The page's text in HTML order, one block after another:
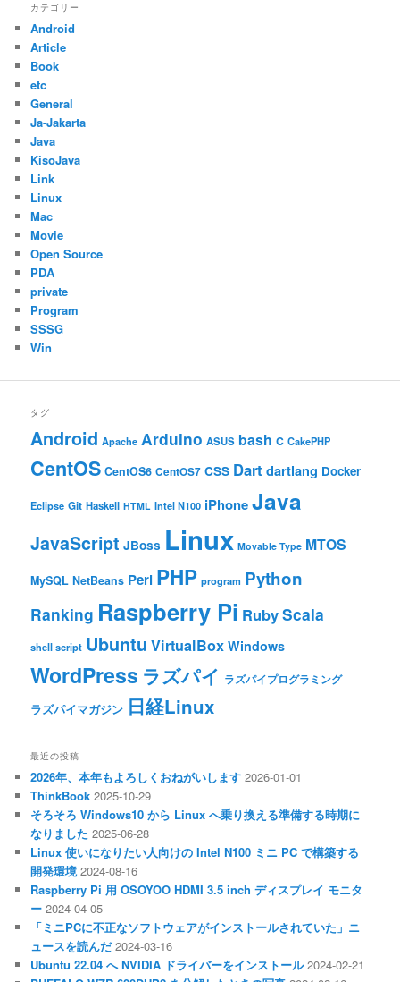
カテゴリー
Android
Article
Book
etc
General
Ja-Jakarta
Java
KisoJava
Link
Linux
Mac
Movie
Open Source
PDA
private
Program
SSSG
Win
タグ
Android Apache Arduino ASUS bash C CakePHP
CentOS CentOS6 CentOS7 CSS Dart dartlang Docker
Eclipse Git Haskell HTML Intel N100 iPhoneJava
JavaScript JBoss Linux Movable Type MTOS
MySQL NetBeans Perl PHP program Python
Ranking Raspberry Pi RubyScala
shell script Ubuntu VirtualBox Windows
WordPress ラズパイ ラズパイプログラミング
ラズパイマガジン 日経Linux
最近の投稿
2026年、本年もよろしくおねがいします 2026-01-01
ThinkBook 2025-10-29
そろそろ Windows10 から Linux へ乗り換える準備する時期に
なりました 2025-06-28
Linux 使いになりたい人向けの Intel N100 ミニ PC で構築する
開発環境 2024-08-16
Raspberry Pi 用 OSOYOO HDMI 3.5 inch ディスプレイ モニタ
ー 2024-04-05
「ミニPCに不正なソフトウェアがインストールされていた」ニ
ュースを読んだ 2024-03-16
Ubuntu 22.04 へ NVIDIA ドライバーをインストール 2024-02-21